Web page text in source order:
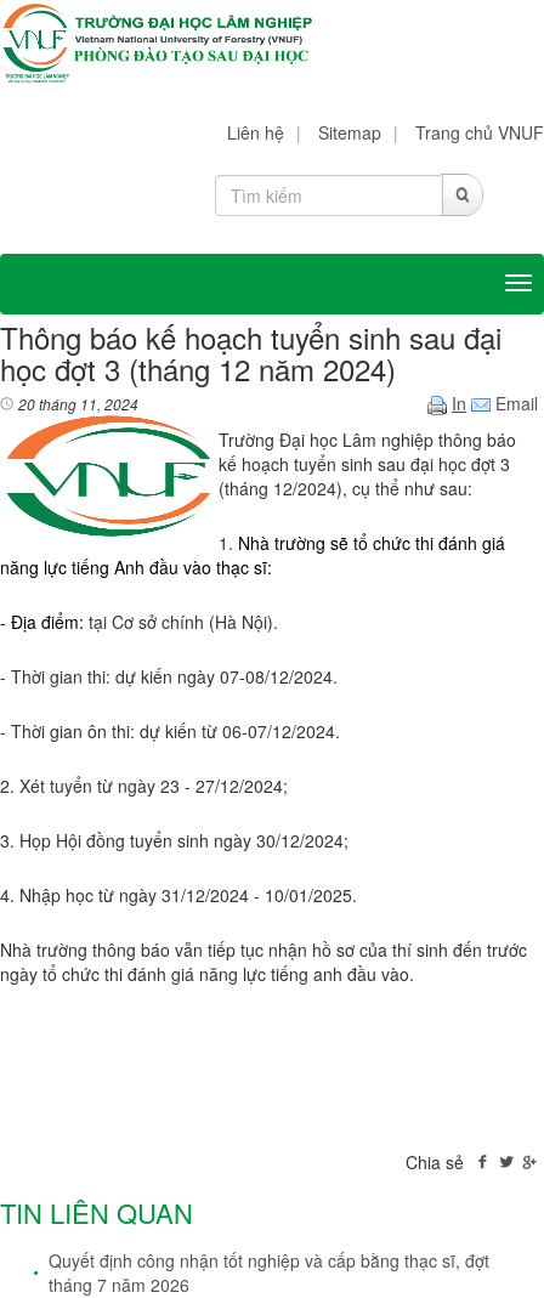
Liên hệ | Sitemap | Trang chủ VNUF
Thông báo kế hoạch tuyển sinh sau đại
học đợt 3 (tháng 12 năm 2024)
20 tháng 11, 2024 In
Email
Trường Đại học Lâm nghiệp thông báo
kế hoạch tuyển sinh sau đại học đợt 3
(tháng 12/2024), cụ thể như sau:
1. Nhà trường sẽ tổ chức thi đánh giá
năng lực tiếng Anh đầu vào thạc sĩ:
- Địa điểm: tại Cơ sở chính (Hà Nội).
- Thời gian thi: dự kiến ngày 07-08/12/2024.
- Thời gian ôn thi: dự kiến từ 06-07/12/2024.
2. Xét tuyển từ ngày 23 - 27/12/2024;
3. Họp Hội đồng tuyển sinh ngày 30/12/2024;
4. Nhập học từ ngày 31/12/2024 - 10/01/2025.
Nhà trường thông báo vẫn tiếp tục nhận hồ sơ của thí sinh đến trước
ngày tổ chức thi đánh giá năng lực tiếng anh đầu vào.
Chia sẻ
TIN LIÊN QUAN
Quyết định công nhận tốt nghiệp và cấp bằng thạc sĩ, đợt
tháng 7 năm 2026